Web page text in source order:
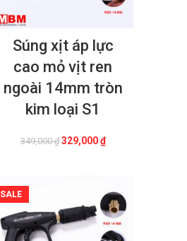
Súng xịt áp lực
cao mỏ vịt ren
ngoài 14mm tròn
kim loại S1
349,000₫ Giá
329,000₫Giá
329,000 ₫.
SALE